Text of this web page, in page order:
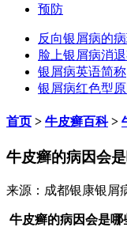
预防
反向银屑病的
脸上银屑病消
银屑病英语简称
银屑病红色型原
首页 > 牛皮癣百科>
牛皮癣的病因会
来源：成都银康银屑
牛皮癣的病因会是哪